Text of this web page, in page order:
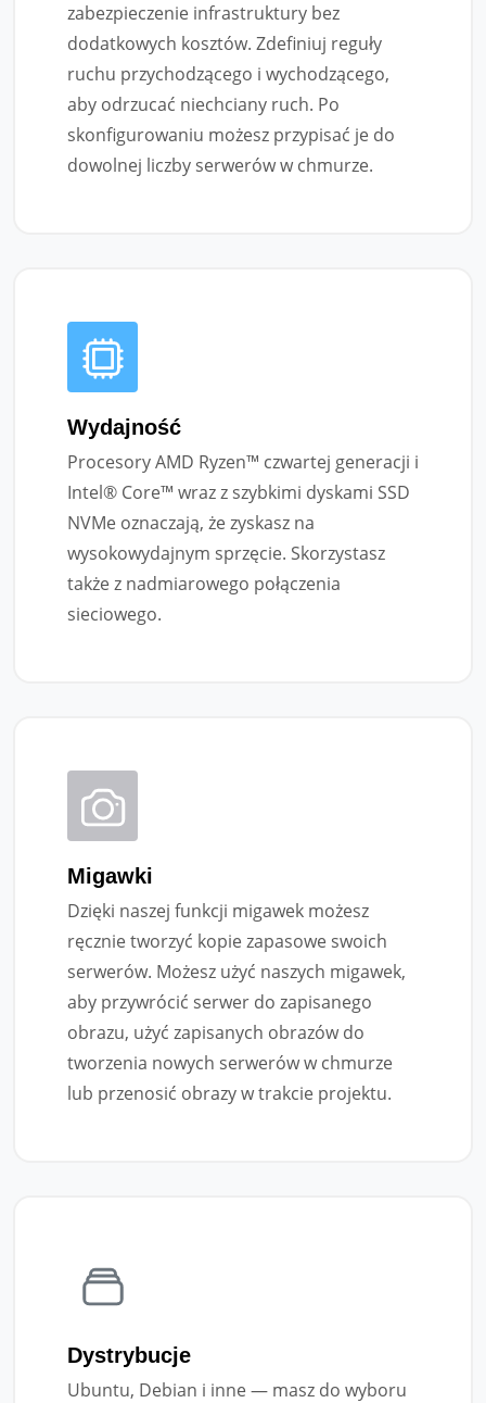
zabezpieczenie infrastruktury bez
dodatkowych kosztów. Zdefiniuj reguły
ruchu przychodzącego i wychodzącego,
aby odrzucać niechciany ruch. Po
skonfigurowaniu możesz przypisać je do
dowolnej liczby serwerów w chmurze.
Wydajność
Procesory AMD Ryzen™ czwartej generacji i
Intel® Core™ wraz z szybkimi dyskami SSD
NVMe oznaczają, że zyskasz na
wysokowydajnym sprzęcie. Skorzystasz
także z nadmiarowego połączenia
sieciowego.
Migawki
Dzięki naszej funkcji migawek możesz
ręcznie tworzyć kopie zapasowe swoich
serwerów. Możesz użyć naszych migawek,
aby przywrócić serwer do zapisanego
obrazu, użyć zapisanych obrazów do
tworzenia nowych serwerów w chmurze
lub przenosić obrazy w trakcie projektu.
Dystrybucje
Ubuntu, Debian i inne — masz do wyboru